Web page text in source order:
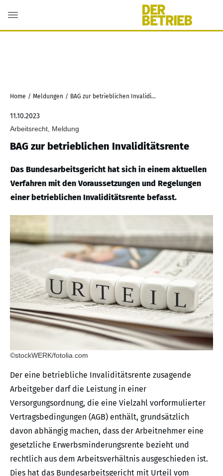
Home / Meldungen / BAG zur betrieblichen Invaliditätsrente
11.10.2023
Arbeitsrecht, Meldung
BAG zur betrieblichen Invaliditätsrente
Das Bundesarbeitsgericht hat sich in einem aktuellen
Verfahren mit den Voraussetzungen und Regelungen
einer betrieblichen Invaliditätsrente befasst.
©stockWERK/fotolia.com
Der eine betriebliche Invaliditätsrente zusagende
Arbeitgeber darf die Leistung in einer
Versorgungsordnung, die eine Vielzahl vorformulierter
Vertragsbedingungen (AGB) enthält, grundsätzlich
davon abhängig machen, dass der Arbeitnehmer eine
gesetzliche Erwerbsminderungsrente bezieht und
rechtlich aus dem Arbeitsverhältnis ausgeschieden ist.
Dies hat das Bundesarbeitsgericht mit Urteil vom